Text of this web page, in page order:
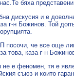
бяха
дискусия и е
г-н Божинов. Той
посочи, че все още
това, каза г-н
не е феномен, тя е
съюз и които